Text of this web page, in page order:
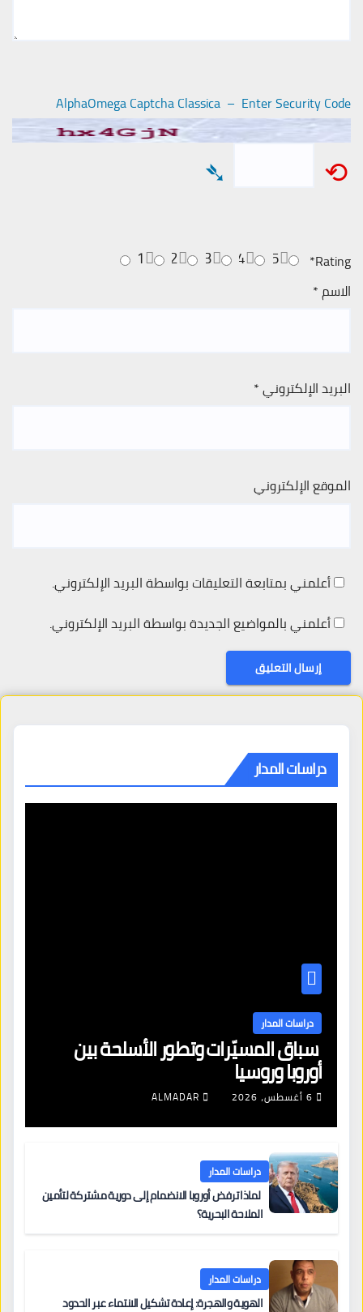
AlphaOmega Captcha Classica – Enter Security Code
⟲
➴
Rating
*
5
4
3
2
1
الاسم*
البريد الإلكتروني*
الموقع الإلكتروني
أعلمني بمتابعة التعليقات بواسطة البريد الإلكتروني.
أعلمني بالمواضيع الجديدة بواسطة البريد الإلكتروني.
دراسات المدار
دراسات المدار
سباق المسيّرات وتطور الأسلحة بين
أوروبا وروسيا
6 أغسطس، 2026 ALMADAR
دراسات المدار
لماذا ترفض أوروبا الانضمام إلى دورية مشتركة لتأمين
الملاحة البحرية؟
دراسات المدار
الهوية والهجرة: إعادة تشكيل الانتماء عبر الحدود